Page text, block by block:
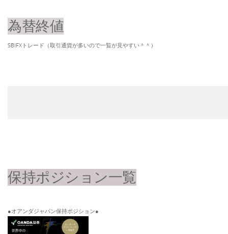
為替終値
SBIFXトレード（取引通貨が多いので一覧が見やすい＾＾）
保持ポジション一覧
●オアンダジャパン保持ポジション●